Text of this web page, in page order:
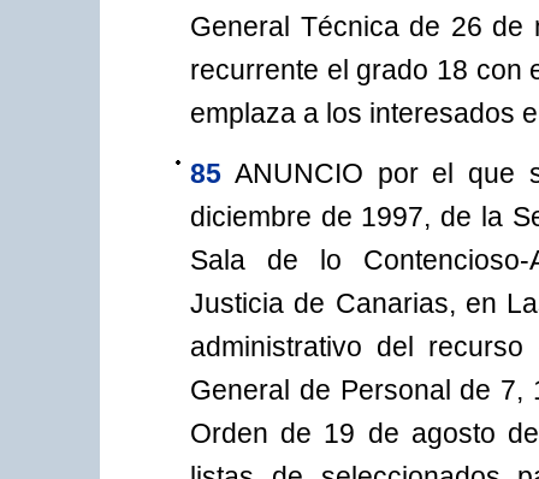
General Técnica de 26
recurrente el grado 18 con
emplaza a los interesados
85 ANUNCIO por el que
diciembre de 1997, de la
Sala de lo Contencioso-
Justicia de Canarias, en
administrativo del
General de Personal de
Orden de 19 de agosto